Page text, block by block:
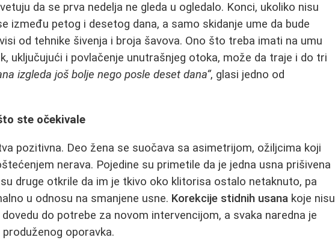
da se prva nedelja ne gleda u ogledalo. Konci, ukoliko nisu
između petog i desetog dana, a samo skidanje ume da bude
od tehnike šivenja i broja šavova. Ono što treba imati na umu
uključujući i povlačenje unutrašnjeg otoka, može da traje i do tri
izgleda još bolje nego posle deset dana“, glasi jedno od
ste očekivale
pozitivna. Deo žena se suočava sa asimetrijom, ožiljcima koji
nerava. Pojedine su primetile da je jedna usna prišivena
druge otkrile da im je tkivo oko klitorisa ostalo netaknuto, pa
u odnosu na smanjene usne. Korekcije stidnih usana koje nisu
do potrebe za novom intervencijom, a svaka naredna je
oporavka.